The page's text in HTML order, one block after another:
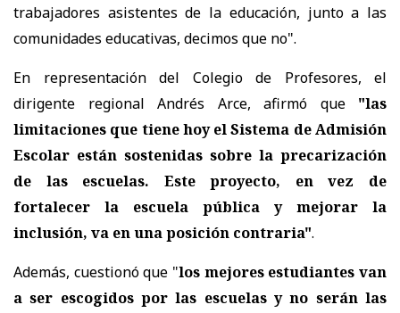
trabajadores asistentes de la educación, junto a las
comunidades educativas, decimos que no".
En representación del Colegio de Profesores, el
dirigente regional Andrés Arce, afirmó que
"las
limitaciones que tiene hoy el Sistema de Admisión
Escolar están sostenidas sobre la precarización
de las escuelas. Este proyecto, en vez de
fortalecer la escuela pública y mejorar la
inclusión, va en una posición contraria".
Además, cuestionó que "los mejores estudiantes van
a ser escogidos por las escuelas y no serán las